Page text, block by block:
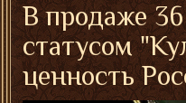
В продаже 36
статусом
ценность